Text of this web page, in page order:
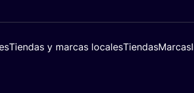
Tiendas y marcas localesTiendasMarcas